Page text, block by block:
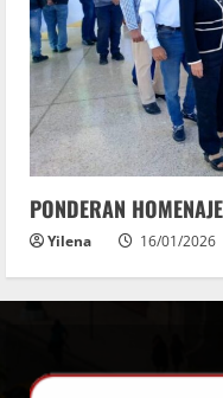
PONDERAN
Yilena 16/01/2026